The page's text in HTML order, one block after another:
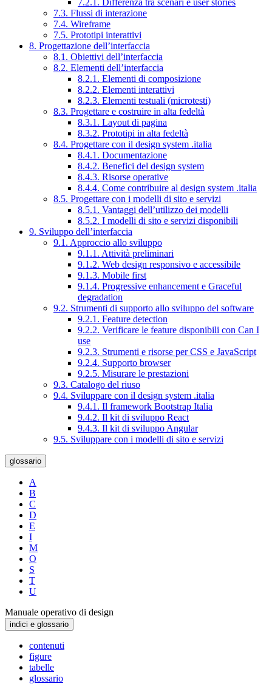
7.2.1. Differenza tra scenari e user stories
7.3. Flussi di interazione
7.4. Wireframe
7.5. Prototipi interattivi
8. Progettazione dell’interfaccia
8.1. Obiettivi dell’interfaccia
8.2. Elementi dell’interfaccia
8.2.1. Elementi di composizione
8.2.2. Elementi interattivi
8.2.3. Elementi testuali (microtesti)
8.3. Progettare e costruire in alta fedeltà
8.3.1. Layout di pagina
8.3.2. Prototipi in alta fedeltà
8.4. Progettare con il design system .italia
8.4.1. Documentazione
8.4.2. Benefici del design system
8.4.3. Risorse operative
8.4.4. Come contribuire al design system .italia
8.5. Progettare con i modelli di sito e servizi
8.5.1. Vantaggi dell’utilizzo dei modelli
8.5.2. I modelli di sito e servizi disponibili
9. Sviluppo dell’interfaccia
9.1. Approccio allo sviluppo
9.1.1. Attività preliminari
9.1.2. Web design responsivo e accessibile
9.1.3. Mobile first
9.1.4. Progressive enhancement e Graceful
degradation
9.2. Strumenti di supporto allo sviluppo del software
9.2.1. Feature detection
9.2.2. Verificare le feature disponibili con Can I
use
9.2.3. Strumenti e risorse per CSS e JavaScript
9.2.4. Supporto browser
9.2.5. Misurare le prestazioni
9.3. Catalogo del riuso
9.4. Sviluppare con il design system .italia
9.4.1. Il framework Bootstrap Italia
9.4.2. Il kit di sviluppo React
9.4.3. Il kit di sviluppo Angular
9.5. Sviluppare con i modelli di sito e servizi
glossario
A
B
C
D
E
I
M
O
S
T
U
Manuale operativo di design
indici e glossario
contenuti
figure
tabelle
glossario